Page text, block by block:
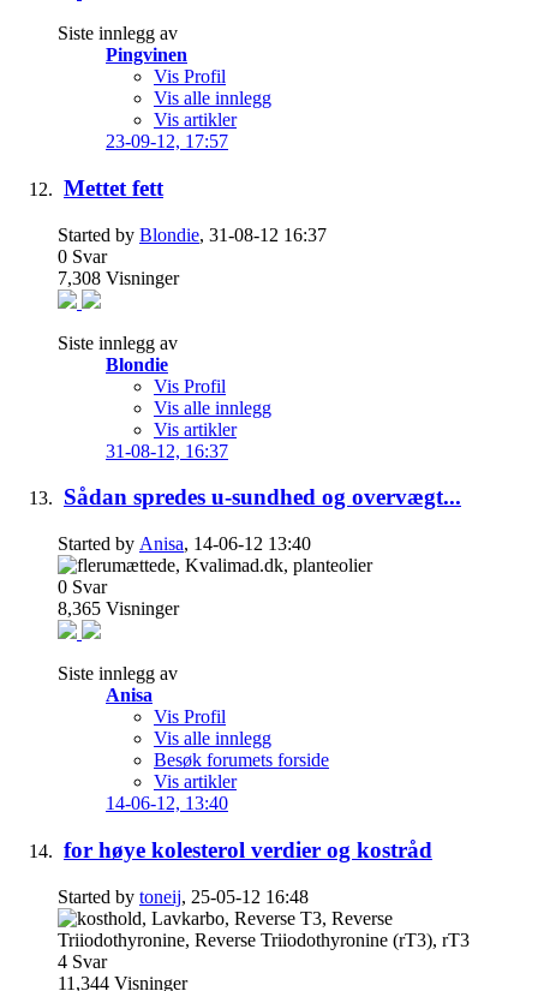
Siste innlegg av
Pingvinen
Vis Profil
Vis alle innlegg
Vis artikler
23-09-12, 17:57
Mettet fett
Started by Blondie, 31-08-12 16:37
0 Svar
7,308 Visninger
Siste innlegg av
Blondie
Vis Profil
Vis alle innlegg
Vis artikler
31-08-12, 16:37
Sådan spredes u-sundhed og overvægt...
Started by Anisa, 14-06-12 13:40
0 Svar
8,365 Visninger
Siste innlegg av
Anisa
Vis Profil
Vis alle innlegg
Besøk forumets forside
Vis artikler
14-06-12, 13:40
for høye kolesterol verdier og kostråd
Started by toneij, 25-05-12 16:48
4 Svar
11,344 Visninger